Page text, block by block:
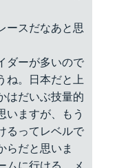
ースだなあと思
ダーが多いので
ね。日本だと上
はだいぶ技量的
いますが、もう
るってレベルで
らだと思いま
ムに行ける。メ